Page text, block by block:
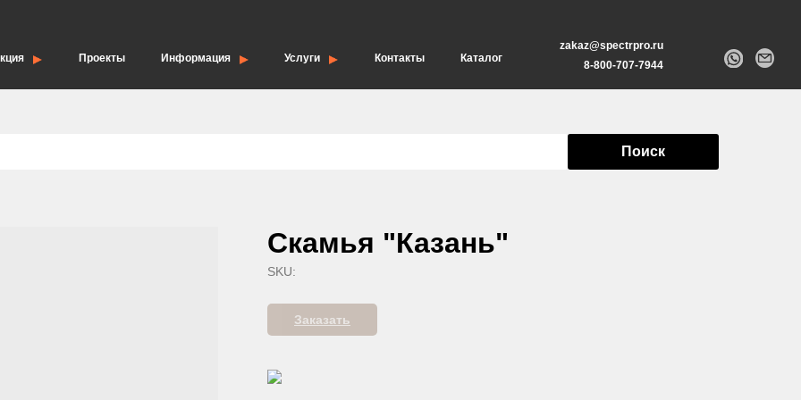
Проекты Информация Услуги Контакты Каталог
zakaz@spectrpro.ru
8-800-707-7944
Поиск
Скамья "Казань"
SKU:
Заказать